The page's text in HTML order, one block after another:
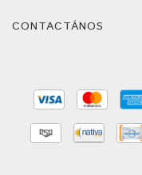
CONTACTÁNOS